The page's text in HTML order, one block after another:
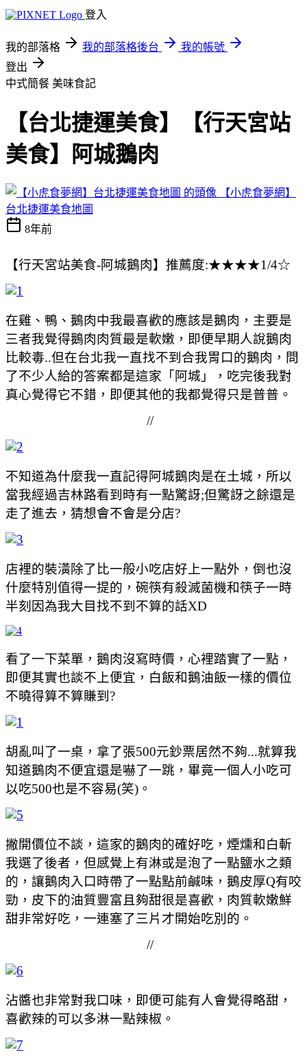
登入
我的部落格 我的部落格後台
我的帳號
登出
中式簡餐 美味食記
【台北捷運美食】【行天宮站
美食】阿城鵝肉
【小虎食夢網】
台北捷運美食地圖
8年前
【行天宮站美食-阿城鵝肉】推薦度:★★★★1/4☆
在雞、鴨、鵝肉中我最喜歡的應該是鵝肉，主要是
三者我覺得鵝肉肉質最是軟嫩，即便早期人說鵝肉
比較毒..但在台北我一直找不到合我胃口的鵝肉，問
了不少人給的答案都是這家「阿城」，吃完後我對
真心覺得它不錯，即便其他的我都覺得只是普普。
//
不知道為什麼我一直記得阿城鵝肉是在土城，所以
當我經過吉林路看到時有一點驚訝;但驚訝之餘還是
走了進去，猜想會不會是分店?
店裡的裝潢除了比一般小吃店好上一點外，倒也沒
什麼特別值得一提的，碗筷有殺滅菌機和筷子一時
半刻因為我大目找不到不算的話XD
看了一下菜單，鵝肉沒寫時價，心裡踏實了一點，
即便其實也談不上便宜，白飯和鵝油飯一樣的價位
不曉得算不算賺到?
胡亂叫了一桌，拿了張500元鈔票居然不夠...就算我
知道鵝肉不便宜還是嚇了一跳，畢竟一個人小吃可
以吃500也是不容易(笑)。
撇開價位不談，這家的鵝肉的確好吃，煙燻和白斬
我選了後者，但感覺上有淋或是泡了一點鹽水之類
的，讓鵝肉入口時帶了一點點前鹹味，鵝皮厚Q有咬
勁，皮下的油質豐富且夠甜很是喜歡，肉質軟嫩鮮
甜非常好吃，一連塞了三片才開始吃別的。
//
沾醬也非常對我口味，即便可能有人會覺得略甜，
喜歡辣的可以多淋一點辣椒。